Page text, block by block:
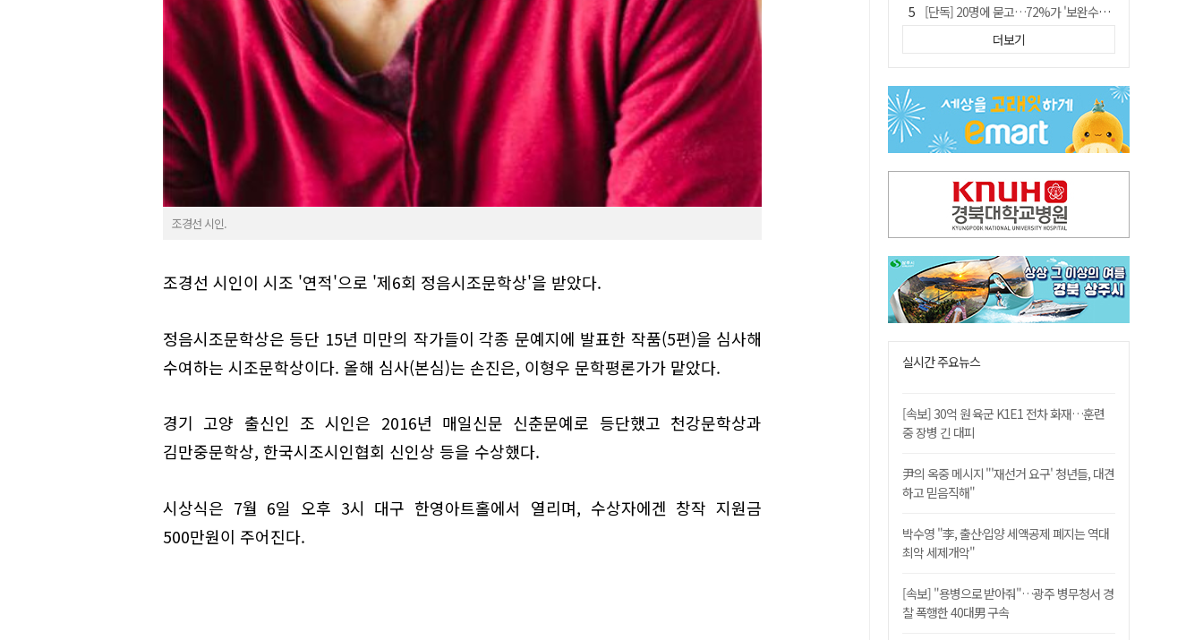
조경선 시인.
조경선 시인이 시조 '연적'으로 '제6회 정음시조문학상'을 받았다.
정음시조문학상은 등단 15년 미만의 작가들이 각종 문예지에 발표한 작품(5편)을 심사해
수여하는 시조문학상이다. 올해 심사(본심)는 손진은, 이형우 문학평론가가 맡았다.
경기 고양 출신인 조 시인은 2016년 매일신문 신춘문예로 등단했고 천강문학상과
김만중문학상, 한국시조시인협회 신인상 등을 수상했다.
시상식은 7월 6일 오후 3시 대구 한영아트홀에서 열리며, 수상자에겐 창작 지원금
500만원이 주어진다.
[단독] 20명에 묻고…72%가 '보완수사권 폐지'?
[전통시장 재개발사업] 신천시장 재개발, 준공 후에도 소송전
[인사]경상북도
"김용민, 흑백논리로 세상 보는 듯" 검찰 내부서 지탄
포항에 6천억원 규모 AI 데이터센터 들어선다
더보기
실시간 주요뉴스
[속보] 30억 원 육군 K1E1 전차 화재…훈련
중 장병 긴 대피
尹의 옥중 메시지 "'재선거 요구' 청년들, 대견
하고 믿음직해"
박수영 "李, 출산·입양 세액공제 폐지는 역대
최악 세제개악"
[속보] "용병으로 받아줘"…광주 병무청서 경
찰 폭행한 40대男 구속